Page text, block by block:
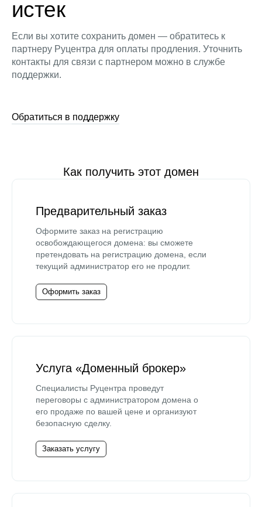
истек
Если вы хотите сохранить домен — обратитесь к
партнеру Руцентра для оплаты продления. Уточнить
контакты для связи с партнером можно в службе
поддержки.
Обратиться в поддержку
Как получить этот домен
Предварительный заказ
Оформите заказ на регистрацию
освобождающегося домена: вы сможете
претендовать на регистрацию домена, если
текущий администратор его не продлит.
Оформить заказ
Услуга «Доменный брокер»
Специалисты Руцентра проведут
переговоры с администратором домена о
его продаже по вашей цене и организуют
безопасную сделку.
Заказать услугу